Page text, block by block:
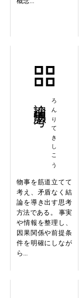
ろんりてきしこう
物事を筋道立てて
考え、矛盾なく結
論を導き出す思考
方法である。 事実
や情報を整理し、
因果関係や前提条
件を明確にしなが
ら...